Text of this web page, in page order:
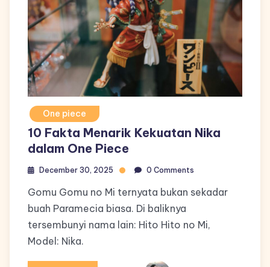
One piece
10 Fakta Menarik Kekuatan Nika
dalam One Piece
December 30, 2025 0 Comments
Gomu Gomu no Mi ternyata bukan sekadar
buah Paramecia biasa. Di baliknya
tersembunyi nama lain: Hito Hito no Mi,
Model: Nika.